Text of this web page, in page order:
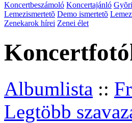
Koncertbeszámoló Koncertajánló
Lemezismertetõ Demo ismertetõ
Zenekarok hírei Zenei élet
Albumlista ::
Legtöbb